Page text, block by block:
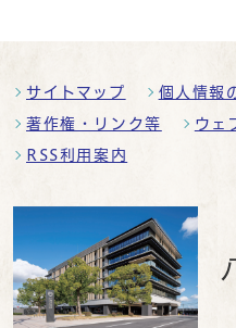
サイトマップ 個人情報
著作権・リンク等 ウェ
RSS利用案内